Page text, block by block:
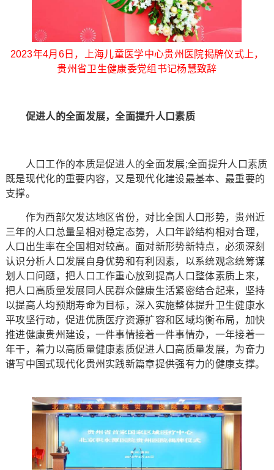
2023年4月6日，上海儿童医学中心贵州医院揭牌仪式上，
贵州省卫生健康委党组书记杨慧致辞
促进人的全面发展，全面提升人口素质
人口工作的本质是促进人的全面发展;全面提升人口素质
既是现代化的重要内容，又是现代化建设最基本、最重要的
支撑。
作为西部欠发达地区省份，对比全国人口形势，贵州近
三年的人口总量呈相对稳定态势，人口年龄结构相对合理，
人口出生率在全国相对较高。面对新形势新特点，必须深刻
认识分析人口发展自身优势和有利因素，以系统观念统筹谋
划人口问题，把人口工作重心放到提高人口整体素质上来，
把人口高质量发展同人民群众健康生活紧密结合起来，坚持
以提高人均预期寿命为目标，深入实施整体提升卫生健康水
平攻坚行动，促进优质医疗资源扩容和区域均衡布局，加快
推进健康贵州建设，一件事情接着一件事情办，一年接着一
年干，着力以高质量健康素质促进人口高质量发展，为奋力
谱写中国式现代化贵州实践新篇章提供强有力的健康支撑。